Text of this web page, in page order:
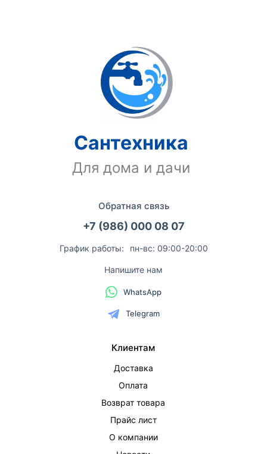
Сантехника
Для дома и дачи
Обратная связь
+7 (986) 000 08 07
График работы: пн-вс: 09:00-20:00
Напишите нам
WhatsApp
Telegram
Клиентам
Доставка
Оплата
Возврат товара
Прайс лист
О компании